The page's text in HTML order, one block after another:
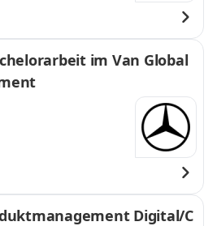
im Van Global
Digital/C